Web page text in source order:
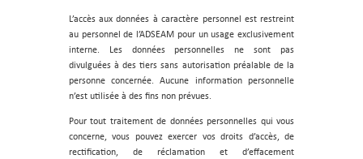
L’accès aux données à caractère personnel est restreint
au personnel de l’ADSEAM pour un usage exclusivement
interne. Les données personnelles ne sont pas
divulguées à des tiers sans autorisation préalable de la
personne concernée. Aucune information personnelle
n’est utilisée à des fins non prévues.
Pour tout traitement de données personnelles qui vous
concerne, vous pouvez exercer vos droits d’accès, de
rectification, de réclamation et d’effacement